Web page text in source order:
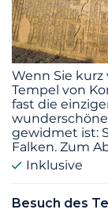
Wenn Sie
Tempel von
fast die
gewidmet ist:
Falken. Zum
Inklusive
Besuch des